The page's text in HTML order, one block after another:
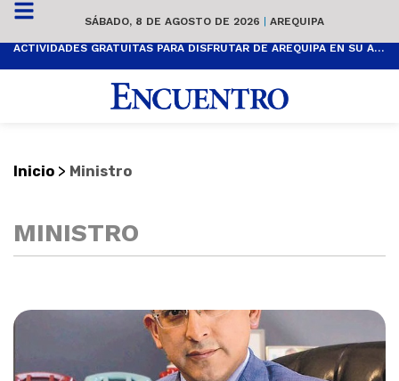
SÁBADO, 8 DE AGOSTO DE 2026 | AREQUIPA
ACTIVIDADES GRATUITAS PARA DISFRUTAR DE AREQUIPA EN SU ANIVERSARIO
Inicio > Ministro
MINISTRO